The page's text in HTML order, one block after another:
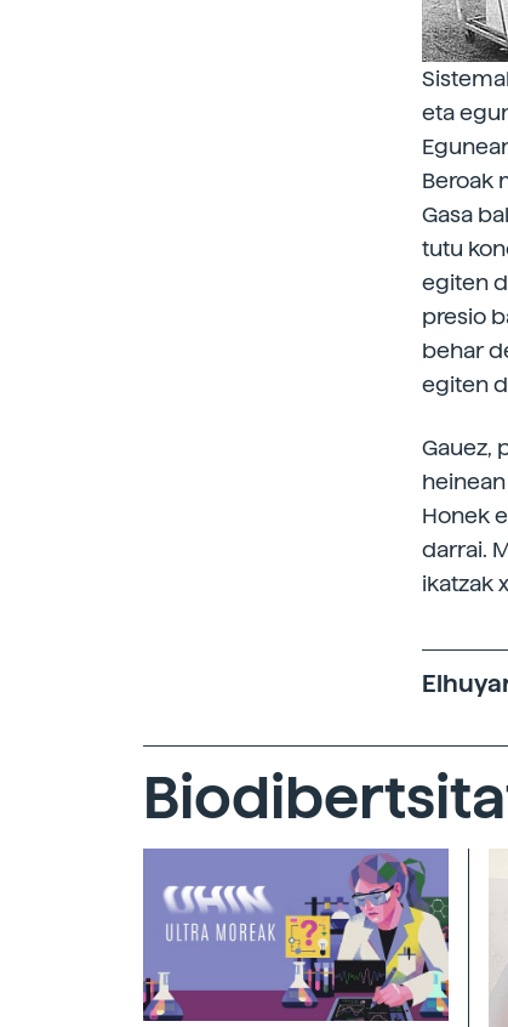
eta
Beroak
Gasa
tutu
egiten
presio
behar
egiten
Gauez,
Honek
darrai.
ikatzak